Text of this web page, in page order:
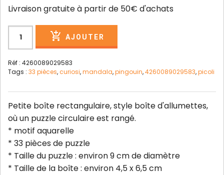
Livraison gratuite à partir de 50€ d'achats
AJOUTER
Réf : 4260089029583
Tags : 33 pièces,curiosi,mandala,pingouin,4260089029583,picoli
Petite boîte rectangulaire, style boîte d'allumettes,
où un puzzle circulaire est rangé.
* motif aquarelle
* 33 pièces de puzzle
* Taille du puzzle : environ 9 cm de diamètre
* Taille de la boîte : environ 4,5 x 6,5 cm